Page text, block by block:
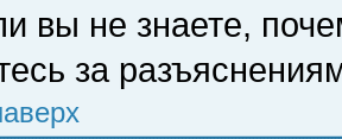
вы не знаете,
за